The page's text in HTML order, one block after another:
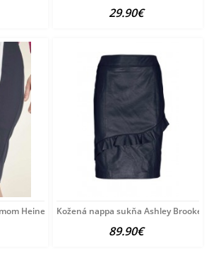
29.90€
Heine, modráKožená nappa sukňa Ashley Brooke,
89.90€